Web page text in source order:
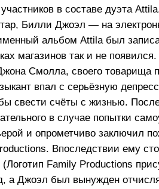
в составе дуэта
Билли Джоэл — на
альбом Attila был
магазинов так и не
Смолла, своего товарища
впал с серьёзную
свести счёты с жизнью. После
в случае попытки
и опрометчиво заключил
Впоследствии ему
(Логотип Family Productions
а Джоэл был вынужден